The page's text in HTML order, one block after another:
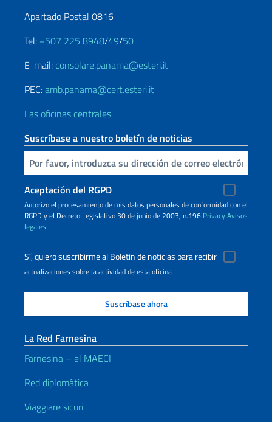
Apartado Postal 0816
Tel: +507 225 8948/49/50
E-mail: consolare.panama@esteri.it
PEC:amb.panama@cert.esteri.it
Las oficinas centrales
Suscríbase a nuestro boletín de noticias
Inserta tu correo electronico
Aceptación del RGPD
Autorizo ​​el procesamiento de mis datos personales de conformidad con el
RGPD y el Decreto Legislativo 30 de junio de 2003, n.196 PrivacyAvisos
legales
Sí, quiero suscribirme al Boletín de noticias para recibir
actualizaciones sobre la actividad de esta oficina
La Red Farnesina
Farnesina – el MAECI
Red diplomática
Viaggiare sicuri